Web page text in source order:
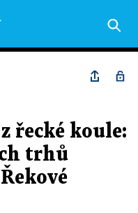
řecké koule:
trhů